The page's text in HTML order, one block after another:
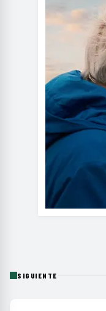
SIGUIENTE